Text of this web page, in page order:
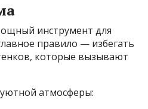
инструмент для
правило — избегать
которые вызывают
атмосферы: